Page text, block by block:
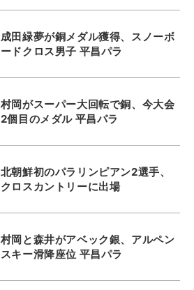
成田緑夢が銅メダル獲得、スノーボ
ードクロス男子 平昌パラ
村岡がスーパー大回転で銅、今大会
2個目のメダル 平昌パラ
北朝鮮初のパラリンピアン2選手、
クロスカントリーに出場
村岡と森井がアベック銀、アルペン
スキー滑降座位 平昌パラ